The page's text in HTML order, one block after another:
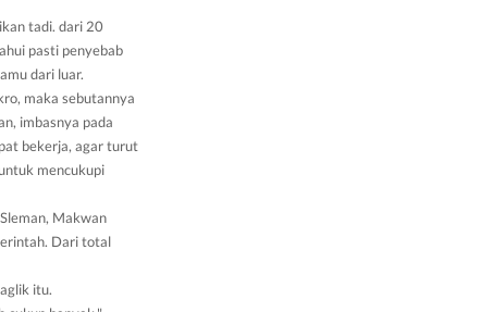
tadi. dari 20
pasti penyebab
dari luar.
maka sebutannya
imbasnya pada
bekerja, agar turut
mencukupi
Makwan
Dari total
itu.